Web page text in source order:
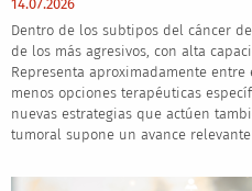
14.07.2026
Dentro de los subtipos del cáncer
de los más agresivos, con alta
Representa aproximadamente entre
menos opciones terapéuticas
nuevas estrategias que actúen
tumoral supone un avance